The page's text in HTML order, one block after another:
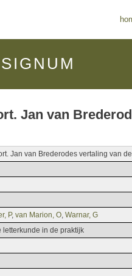
SIGNUM
Jan van
Jan van Brederodes vertaling van
P, van Marion, O Warnar, G
letterkunde in de praktijk